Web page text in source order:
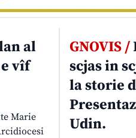
al
vîf
Marie
GNOVIS /
scjas in
la storie
Udin.